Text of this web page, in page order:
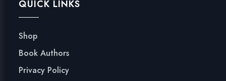
QUICK LINKS
Shop
Book Authors
Privacy Policy